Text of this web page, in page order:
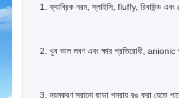
1. ফ্যাব্রিক নরম, স্লাইসি, fluffy, রিবাউন্ড এবং
2. খুব ভাল লবণ এবং ক্ষার প্রতিরোধী, anionic
3. নরমকরণ সরানো ছাড়া পুনরায় রঙ করা যেতে